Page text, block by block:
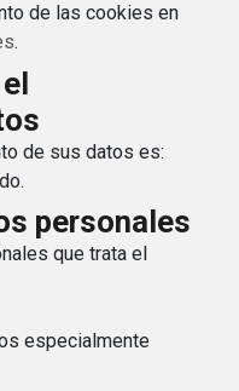
de las cookies en
.
de sus datos es:
personales
que trata el
especialmente